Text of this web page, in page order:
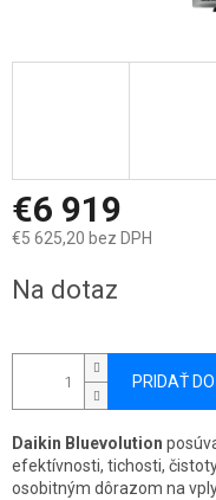
€6 919
€5 625,20 bez DPH
cena:
Na dotaz
PRIDAŤ
Daikin Bluevolution
efektívnosti, tichosti,
osobitným dôrazom na